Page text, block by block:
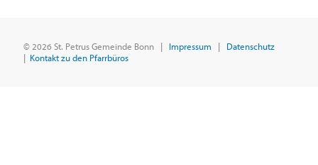
© 2026 St. Petrus Gemeinde Bonn | Impressum | Datenschutz
| Kontakt zu den Pfarrbüros